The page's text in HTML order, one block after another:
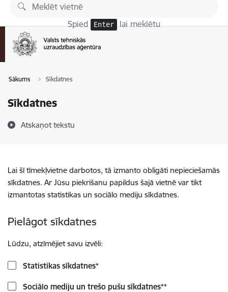
Pāriet uz lapas saturu
Spied Enter lai meklētu
Sākums Sīkdatnes
Sīkdatnes
Atskaņot tekstu
Lai šī tīmekļvietne darbotos, tā izmanto obligāti nepieciešamās
sīkdatnes. Ar Jūsu piekrišanu papildus šajā vietnē var tikt
izmantotas statistikas un sociālo mediju sīkdatnes.
Pielāgot sīkdatnes
Lūdzu, atzīmējiet savu izvēli:
Statistikas sīkdatnes*
Sociālo mediju un trešo pušu sīkdatnes**